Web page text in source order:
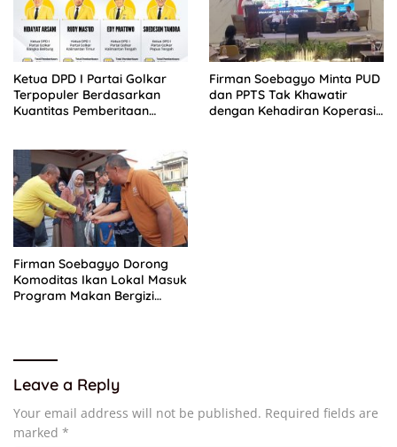
Ketua DPD I Partai Golkar
Terpopuler Berdasarkan
Kuantitas Pemberitaan
Firman Soebagyo Minta PUD
dan PPTS Tak Khawatir
dengan Kehadiran Koperasi
Firman Soebagyo Dorong
Komoditas Ikan Lokal Masuk
Program Makan Bergizi
Leave a Reply
Your email address will not be published. Required fields are
marked *